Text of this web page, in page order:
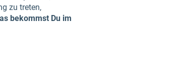
zu treten,
bekommst Du im